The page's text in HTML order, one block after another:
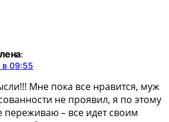
:
в 09:55
Мне пока все нравится, муж
не проявил, я по этому
переживаю – все идет своим